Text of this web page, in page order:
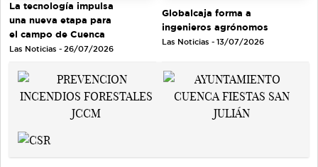
La tecnología impulsa
una nueva etapa para
el campo de Cuenca
Las Noticias - 26/07/2026
Globalcaja forma a
ingenieros agrónomos
Las Noticias - 13/07/2026